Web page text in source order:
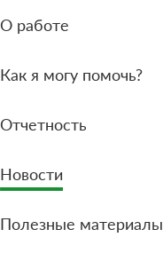
О работе
Как я могу помочь?
Отчетность
Новости
Полезные материалы